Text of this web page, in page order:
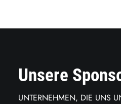
Unsere
UNTERNEHMEN, DIE UNS